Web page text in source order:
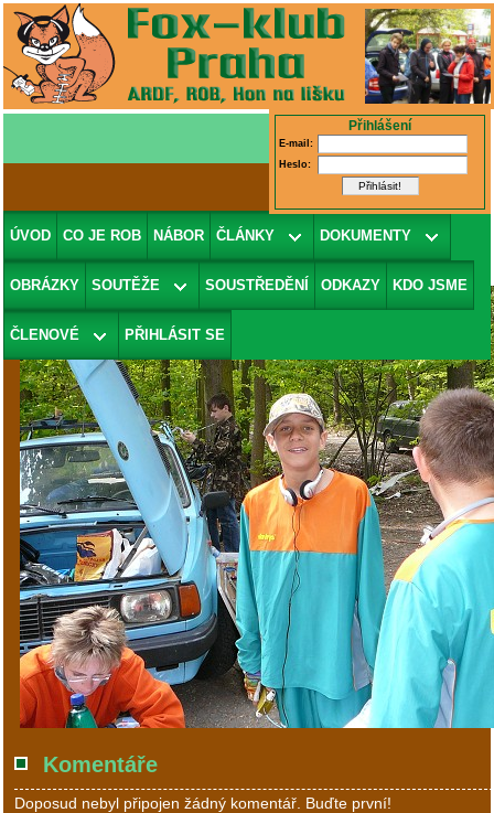
Přihlášení
E-mail:
Heslo:
ÚVOD CO JE ROB NÁBOR ČLÁNKY DOKUMENTY
OBRÁZKY SOUTĚŽE SOUSTŘEDĚNÍ ODKAZY KDO JSME
ČLENOVÉ PŘIHLÁSIT SE
Fotografie 30/71 (v galerii2007 -
Papoušek)
Komentáře
Doposud nebyl připojen žádný komentář. Buďte první!